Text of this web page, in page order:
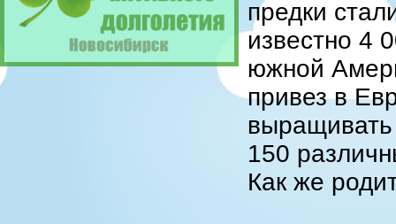
предки
известно 4
южной
привез в
выращивать
150
Как же